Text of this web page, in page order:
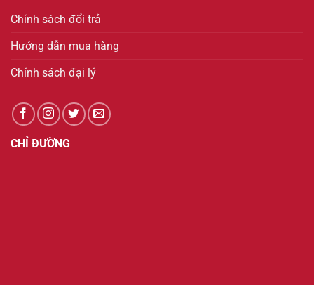
Chính sách đổi trả
Hướng dẫn mua hàng
Chính sách đại lý
CHỈ ĐƯỜNG